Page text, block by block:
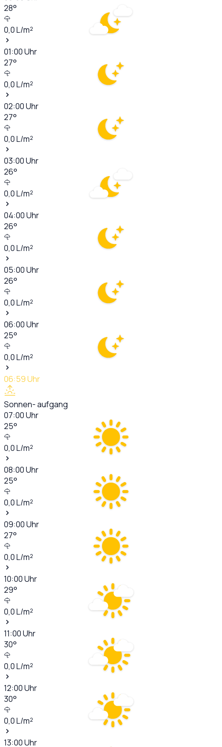
28°
0,0L/m²
01:00Uhr
27°
0,0L/m²
02:00Uhr
27°
0,0L/m²
03:00Uhr
26°
0,0L/m²
04:00Uhr
26°
0,0L/m²
05:00Uhr
26°
0,0L/m²
06:00Uhr
25°
0,0L/m²
06:59Uhr
Sonnen- aufgang
07:00Uhr
25°
0,0L/m²
08:00Uhr
25°
0,0L/m²
09:00Uhr
27°
0,0L/m²
10:00Uhr
29°
0,0L/m²
11:00Uhr
30°
0,0L/m²
12:00Uhr
30°
0,0L/m²
13:00Uhr